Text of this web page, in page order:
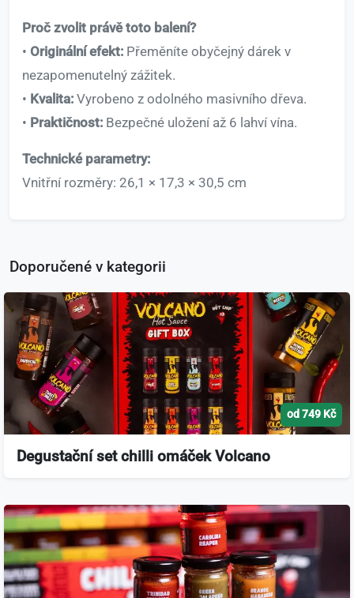
Proč zvolit právě toto balení?
• Originální efekt: Přeměníte obyčejný dárek v
nezapomenutelný zážitek.
• Kvalita: Vyrobeno z odolného masivního dřeva.
• Praktičnost: Bezpečné uložení až 6 lahví vína.
Technické parametry:
Vnitřní rozměry: 26,1 × 17,3 × 30,5 cm
Doporučené v kategorii
od 749 Kč
Degustační set chilli omáček Volcano